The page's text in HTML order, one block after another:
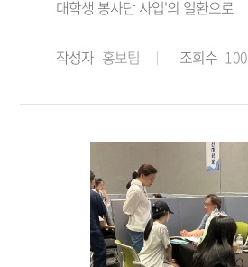
대학생 봉사단 사업'의 일환으로
작성자 홍보팀 조회수 100